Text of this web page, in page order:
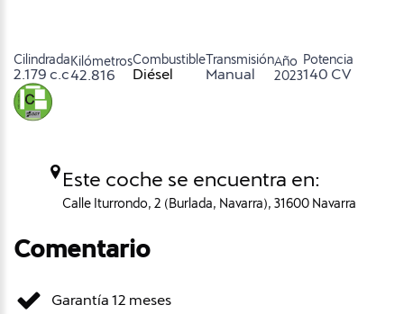
Cilindrada
2.179 c.c
Kilómetros
42.816
Combustible
Diésel
Transmisión
Manual
Año
2023
Potencia
140 CV
Este coche se encuentra en:
Calle Iturrondo, 2 (Burlada, Navarra), 31600 Navarra
Comentario
Garantía 12 meses